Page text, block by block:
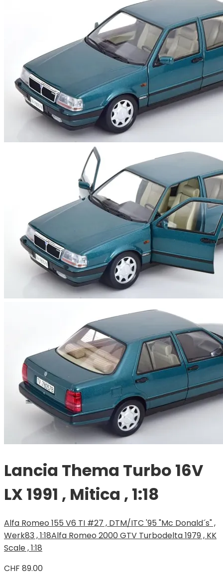
Lancia Thema Turbo 16V
LX 1991 , Mitica , 1:18
Alfa Romeo 155 V6 TI #27 , DTM/ITC '95 "Mc Donald´s" ,
Werk83 , 1:18Alfa Romeo 2000 GTV Turbodelta 1979 , KK
Scale , 1:18
CHF 89.00